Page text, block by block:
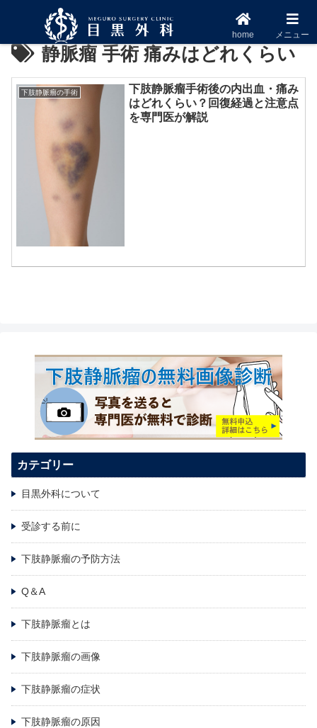
静脈瘤 手術 痛みはどれくらい
下肢静脈瘤の手術
下肢静脈瘤手術後の内出血・痛み
はどれくらい？回復経過と注意点
を専門医が解説
カテゴリー
目黒外科について
受診する前に
下肢静脈瘤の予防方法
Q＆A
下肢静脈瘤とは
下肢静脈瘤の画像
下肢静脈瘤の症状
下肢静脈瘤の原因
home メニュー